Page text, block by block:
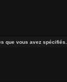
que vous avez spécifiés.